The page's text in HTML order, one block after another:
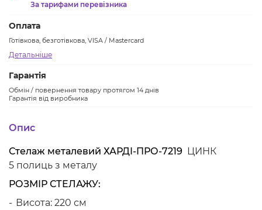
За тарифами перевізника
Оплата
Готівкова, безготівкова, VISA / Mastercard
Детальніше
Гарантія
Обмін / повернення товару протягом 14 днів
Гарантія від виробника
Опис
Стелаж металевий ХАРДІ-ПРО-7219 ЦИНК
5 полиць з металу
РОЗМІР СТЕЛАЖУ:
Висота: 220 см